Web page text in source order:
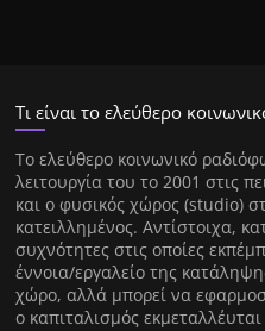
Τι είναι το ελεύθερο
Tο ελεύθερο κοινωνικό
λειτουργία του το 2001 στις
και ο φυσικός χώρος (studio)
κατειλλημένος. Αντίστοιχα,
συχνότητες στις οποίες
έννοια/εργαλείο της
χώρο, αλλά μπορεί να
ο καπιταλισμός